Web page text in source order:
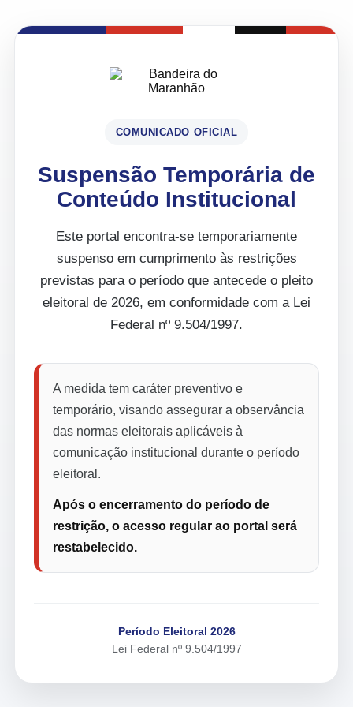
COMUNICADO OFICIAL
Suspensão Temporária de
Conteúdo Institucional
Este portal encontra-se temporariamente
suspenso em cumprimento às restrições
previstas para o período que antecede o pleito
eleitoral de 2026, em conformidade com a Lei
Federal nº 9.504/1997.
A medida tem caráter preventivo e
temporário, visando assegurar a observância
das normas eleitorais aplicáveis à
comunicação institucional durante o período
eleitoral.
Após o encerramento do período de
restrição, o acesso regular ao portal será
restabelecido.
Período Eleitoral 2026
Lei Federal nº 9.504/1997